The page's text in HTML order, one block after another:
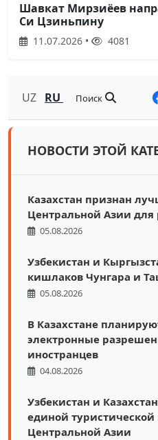
Шавкат Мирзиёев
Си Цзиньпину
11.07.2026 • 4081
UZ RU Поиск
НОВОСТИ ЭТОЙ
Казахстан признан
Центральной Азии для
05.08.2026
Узбекистан и
кишлаков Чунгара и
05.08.2026
В Казахстане
электронные
иностранцев
04.08.2026
Узбекистан и
единой
Центральной Азии